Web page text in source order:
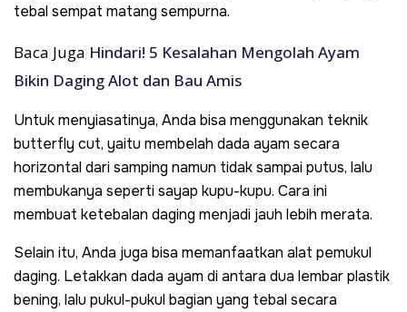
tebal sempat matang sempurna.
Baca Juga Hindari! 5 Kesalahan Mengolah Ayam
Bikin Daging Alot dan Bau Amis
Untuk menyiasatinya, Anda bisa menggunakan teknik
butterfly cut, yaitu membelah dada ayam secara
horizontal dari samping namun tidak sampai putus, lalu
membukanya seperti sayap kupu-kupu. Cara ini
membuat ketebalan daging menjadi jauh lebih merata.
Selain itu, Anda juga bisa memanfaatkan alat pemukul
daging. Letakkan dada ayam di antara dua lembar plastik
bening, lalu pukul-pukul bagian yang tebal secara